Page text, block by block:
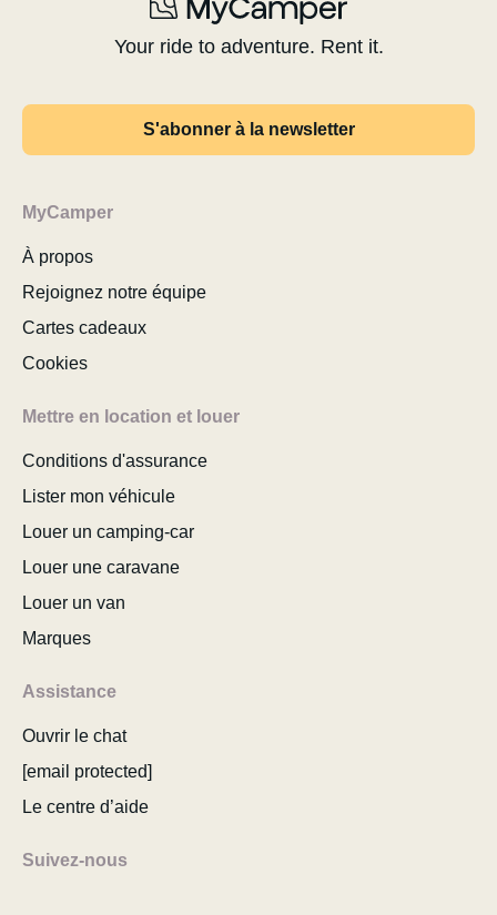
Your ride to adventure. Rent it.
S'abonner à la newsletter
MyCamper
À propos
Rejoignez notre équipe
Cartes cadeaux
Cookies
Mettre en location et louer
Conditions d'assurance
Lister mon véhicule
Louer un camping-car
Louer une caravane
Louer un van
Marques
Assistance
Ouvrir le chat
[email protected]
Le centre d’aide
Suivez-nous